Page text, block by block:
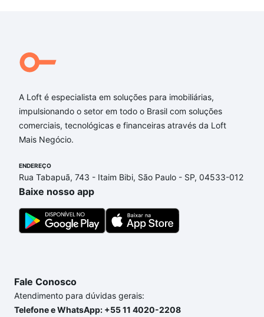
Qual o preço de Imóveis à venda em rua archinto
ferrari - Santo Antônio, São Caetano do Sul, SP?
Aqui na Loft temos a oferta ideal para você, com
Imóveis à venda em rua archinto ferrari - Santo
Antônio, São Caetano do Sul, SP que custam a
partir de R$ 0 e com nossas opções de
adequar ao seu orçamento. Se ainda tem alguma
dúvida dos custos envolvidos no processo de
compra, veja em nosso portal
um apartamento e conte com a gente para comprar
o imóvel dos seus sonhos com segurança e
A Loft é especialista em soluções para imobiliárias,
impulsionando o setor em todo o Brasil com soluções
comerciais, tecnológicas e financeiras através da Loft
Mais Negócio.
ENDEREÇO
Rua Tabapuã, 743 - Itaim Bibi, São Paulo - SP, 04533-012
Baixe nosso app
Fale Conosco
Atendimento para dúvidas gerais:
Telefone e WhatsApp: +55 11 4020-2208